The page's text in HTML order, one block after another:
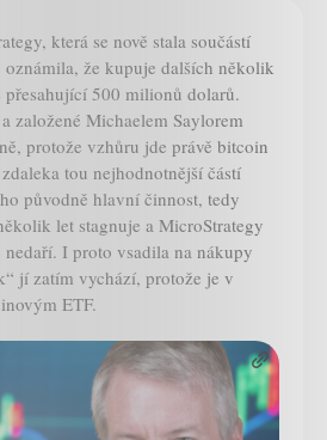
která se nově stala součástí
oznámila, že kupuje dalších několik
500 milionů dolarů.
založené Michaelem Saylorem
protože vzhůru jde právě bitcoin
tou nejhodnotnější částí
původně hlavní činnost, tedy
let stagnuje a MicroStrategy
nedaří. I proto vsadila na nákupy
jí zatím vychází, protože je v
ETF.